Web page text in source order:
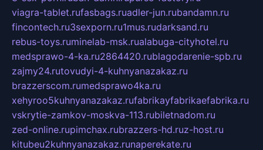
viagra-tablet.rufasbags.ruadler-jun.rubandamn.ru
fincontech.ru3sexporn.ru1mus.rudarksand.ru
rebus-toys.ruminelab-msk.rualabuga-cityhotel.ru
medsprawo-4-ka.ru2864420.rublagodarenie-spb.ru
zajmy24.rutovudyi-4-kuhnyanazakaz.ru
brazzerscom.rumedsprawo4ka.ru
xehyroo5kuhnyanazakaz.rufabrikayfabrikaefabrika.ru
vskrytie-zamkov-moskva-113.rubiletnadom.ru
zed-online.rupimchax.rubrazzers-hd.ruz-host.ru
kitubeu2kuhnyanazakaz.runaperekate.ru